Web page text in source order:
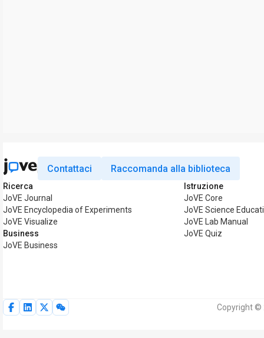
Contattaci Raccomanda alla biblioteca
Ricerca
JoVE Journal
JoVE Encyclopedia of Experiments
JoVE Visualize
Business
JoVE Business
Istruzione
JoVE Core
JoVE Science
JoVE Lab Manual
JoVE Quiz
Copyright ©